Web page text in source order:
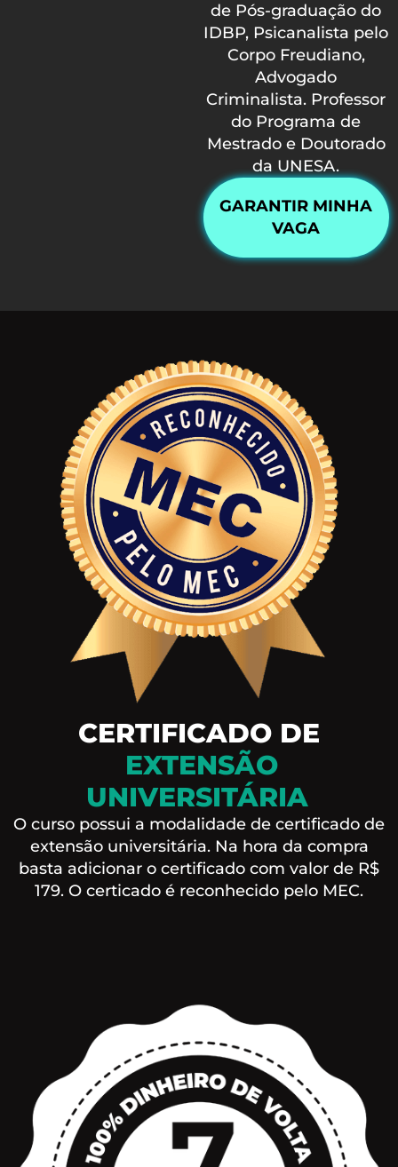
de Pós-graduação do
IDBP, Psicanalista pelo
Corpo Freudiano,
Advogado
Criminalista. Professor
do Programa de
Mestrado e Doutorado
da UNESA.
GARANTIR MINHA
VAGA
CERTIFICADO DE
EXTENSÃO
UNIVERSITÁRIA
O curso possui a modalidade de certificado de
extensão universitária. Na hora da compra
basta adicionar o certificado com valor de R$
179. O certicado é reconhecido pelo MEC.